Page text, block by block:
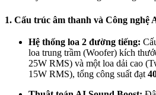
1. Cấu trúc âm thanh và Công nghệ
Hệ thống loa 2 đường tiếng:
loa trung trầm (Woofer) kích
25W RMS) và một loa dải cao
15W RMS), tổng công suất đạt